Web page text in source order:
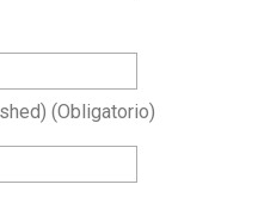
(obligatorio)